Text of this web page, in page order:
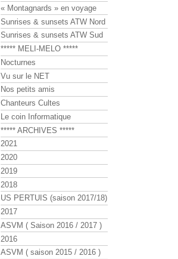
« Montagnards » en voyage
Sunrises & sunsets ATW Nord
Sunrises & sunsets ATW Sud
***** MELI-MELO *****
Nocturnes
Vu sur le NET
Nos petits amis
Chanteurs Cultes
Le coin Informatique
***** ARCHIVES *****
2021
2020
2019
2018
US PERTUIS (saison 2017/18)
2017
ASVM ( Saison 2016 / 2017 )
2016
ASVM ( saison 2015 / 2016 )